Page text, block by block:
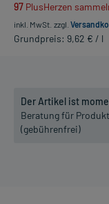
97 PlusHerzen
inkl. MwSt. zzgl.
Grundpreis: 9,62 € / l
Der Artikel ist
Beratung für
(gebührenfrei)